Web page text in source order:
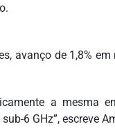
avanço de 1,8%
a mesma
6 GHz”, escreve